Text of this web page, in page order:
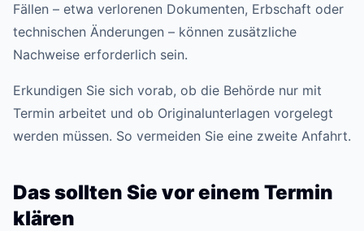
Fällen – etwa verlorenen Dokumenten, Erbschaft oder
technischen Änderungen – können zusätzliche
Nachweise erforderlich sein.
Erkundigen Sie sich vorab, ob die Behörde nur mit
Termin arbeitet und ob Originalunterlagen vorgelegt
werden müssen. So vermeiden Sie eine zweite Anfahrt.
Das sollten Sie vor einem Termin
klären